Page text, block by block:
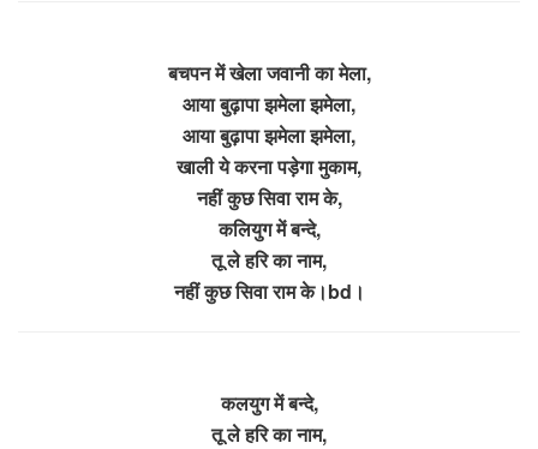
बचपन में खेला जवानी का मेला,
आया बुढ़ापा झमेला झमेला,
आया बुढ़ापा झमेला झमेला,
खाली ये करना पड़ेगा मुकाम,
नहीं कुछ सिवा राम के,
कलियुग में बन्दे,
तू ले हरि का नाम,
नहीं कुछ सिवा राम के।bd।
कलयुग में बन्दे,
तू ले हरि का नाम,